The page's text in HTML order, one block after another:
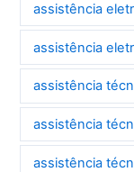
assistência
assistência
assistência
assistência
assistência